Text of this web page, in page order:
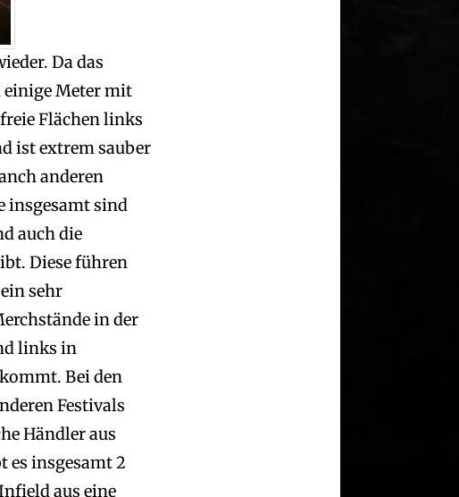
Da das
einige Meter mit
Flächen links
ist extrem sauber
anderen
insgesamt sind
auch die
Diese führen
sehr
in der
links in
Bei den
Festivals
Händler aus
es insgesamt 2
aus eine